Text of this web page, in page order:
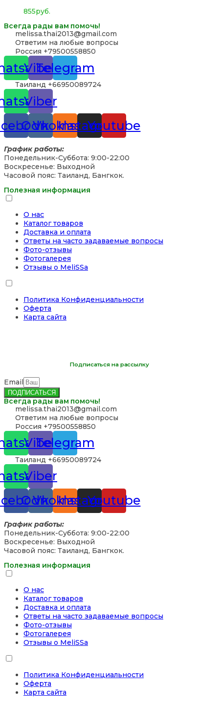
855руб.
Всегда рады вам помочь!
‪melissa.thai2013@gmail.com
Ответим на любые вопросы
Россия +79500558850
Viber
Telegram
Таиланд +66950089724
Viber
Vk
Odnoklassniki
Instagram
Youtube
График работы:
Понедельник-Суббота: 9:00-22:00
Воскресенье: Выходной
Часовой пояс: Таиланд, Бангкок.
Полезная информация
О нас
Каталог товаров
Доставка и оплата
Ответы на часто задаваемые вопросы
Фото-отзывы
Фотогалерея
Отзывы о MeliSSa
Политика Конфиденциальности
Оферта
Карта сайта
Подписаться на рассылку
Email
ПОДПИСАТЬСЯ
Всегда рады вам помочь!
‪melissa.thai2013@gmail.com
Ответим на любые вопросы
Россия +79500558850
Viber
Telegram
Таиланд +66950089724
Viber
Vk
Odnoklassniki
Instagram
Youtube
График работы:
Понедельник-Суббота: 9:00-22:00
Воскресенье: Выходной
Часовой пояс: Таиланд, Бангкок.
Полезная информация
О нас
Каталог товаров
Доставка и оплата
Ответы на часто задаваемые вопросы
Фото-отзывы
Фотогалерея
Отзывы о MeliSSa
Политика Конфиденциальности
Оферта
Карта сайта